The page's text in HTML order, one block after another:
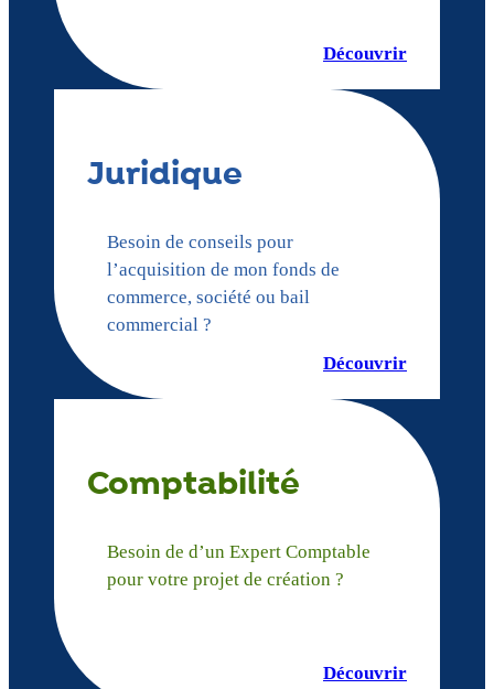
Découvrir
Juridique
Besoin de conseils pour
l’acquisition de mon fonds de
commerce, société ou bail
commercial ?
Découvrir
Comptabilité
Besoin de d’un Expert Comptable
pour votre projet de création ?
Découvrir